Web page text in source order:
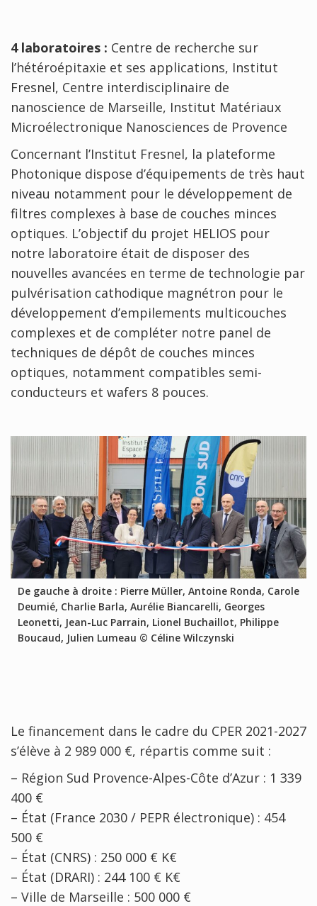
4 laboratoires : Centre de recherche sur
l’hétéroépitaxie et ses applications, Institut
Fresnel, Centre interdisciplinaire de
nanoscience de Marseille, Institut Matériaux
Microélectronique Nanosciences de Provence
Concernant l’Institut Fresnel, la plateforme
Photonique dispose d’équipements de très haut
niveau notamment pour le développement de
filtres complexes à base de couches minces
optiques. L’objectif du projet HELIOS pour
notre laboratoire était de disposer des
nouvelles avancées en terme de technologie par
pulvérisation cathodique magnétron pour le
développement d’empilements multicouches
complexes et de compléter notre panel de
techniques de dépôt de couches minces
optiques, notamment compatibles semi-
conducteurs et wafers 8 pouces.
De gauche à droite : Pierre Müller, Antoine Ronda, Carole
Deumié, Charlie Barla, Aurélie Biancarelli, Georges
Leonetti, Jean-Luc Parrain, Lionel Buchaillot, Philippe
Boucaud, Julien Lumeau © Céline Wilczynski
Le financement dans le cadre du CPER 2021-2027
s’élève à 2 989 000 €, répartis comme suit :
– Région Sud Provence-Alpes-Côte d’Azur : 1 339
400 €
– État (France 2030 / PEPR électronique) : 454
500 €
– État (CNRS) : 250 000 € K€
– État (DRARI) : 244 100 € K€
– Ville de Marseille : 500 000 €